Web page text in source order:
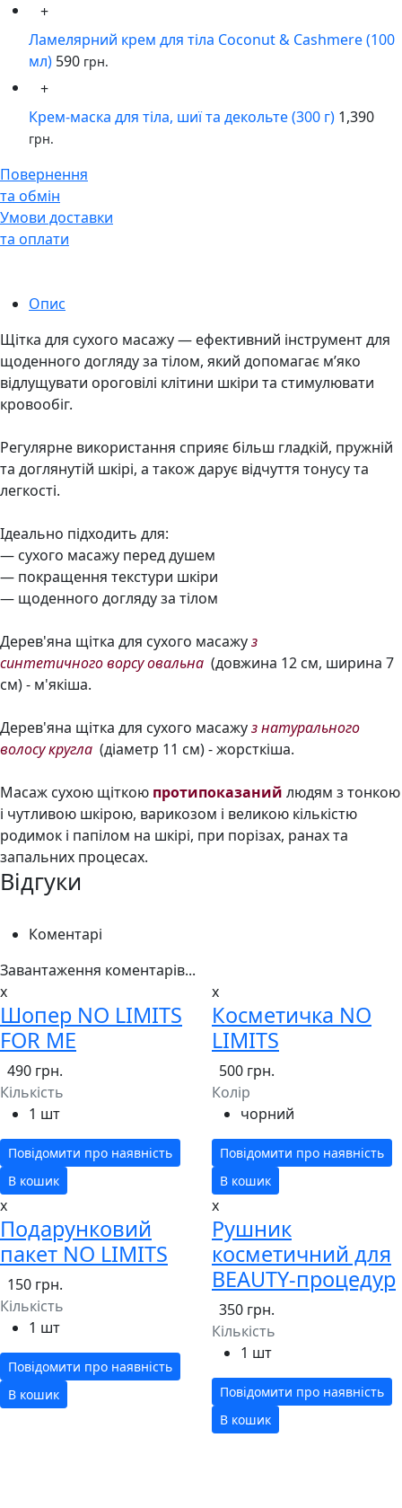
+
Ламелярний крем для тіла Сoconut & Cashmere (100
мл) 590 грн.
+
Крем-маска для тіла, шиї та декольте (300 г) 1,390
грн.
Повернення
та обмін
Умови доставки
та оплати
Опис
Щітка для сухого масажу — ефективний інструмент для
щоденного догляду за тілом, який допомагає м’яко
відлущувати ороговілі клітини шкіри та стимулювати
кровообіг.
Регулярне використання сприяє більш гладкій, пружній
та доглянутій шкірі, а також дарує відчуття тонусу та
легкості.
Ідеально підходить для:
— сухого масажу перед душем
— покращення текстури шкіри
— щоденного догляду за тілом
Дерев'яна щітка для сухого масажуз
синтетичного ворсу овальна (довжина 12 см, ширина 7
см) - м'якіша.
Дерев'яна щітка для сухого масажуз натурального
волосу кругла (діаметр 11 см) - жорсткіша.
Масаж сухою щіткою протипоказаний людям з тонкою
і чутливою шкірою, варикозом і великою кількістю
родимок і папілом на шкірі, при порізах, ранах та
запальних процесах.
Відгуки
Коментарі
Завантаження коментарів...
x
Шопер NO LIMITS
FOR ME
490 грн.
Кількість
1 шт
Повідомити про наявність
В кошик
x
Косметичка NO
LIMITS
500 грн.
Колір
чорний
Повідомити про наявність
В кошик
x
Подарунковий
пакет NO LIMITS
150 грн.
Кількість
1 шт
Повідомити про наявність
В кошик
x
Рушник
косметичний для
BEAUTY-процедур
350 грн.
Кількість
1 шт
Повідомити про наявність
В кошик